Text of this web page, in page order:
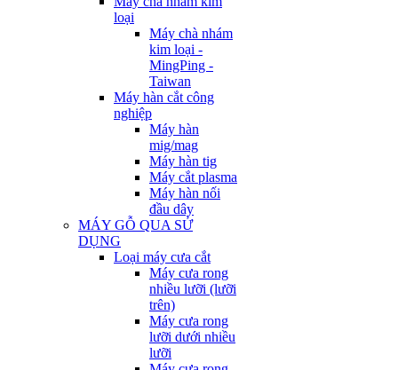
loại
Máy chà nhám
kim loại -
MingPing -
Taiwan
Máy hàn cắt công
nghiệp
Máy hàn
mig/mag
Máy hàn tig
Máy cắt plasma
Máy hàn nối
đầu dây
MÁY GỖ QUA SỬ
DỤNG
Loại máy cưa cắt
Máy cưa rong
nhiều lưỡi (lưỡi
trên)
Máy cưa rong
lưỡi dưới nhiều
lưỡi